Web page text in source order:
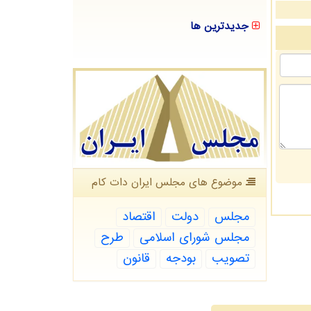
جدیدترین ها
موضوع های مجلس ایران دات كام
مجلس دولت
اقتصاد
مجلس شورای اسلامی
طرح
تصویب
بودجه قانون